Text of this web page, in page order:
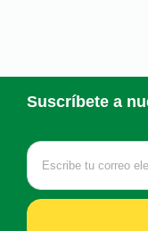
Suscríbete a